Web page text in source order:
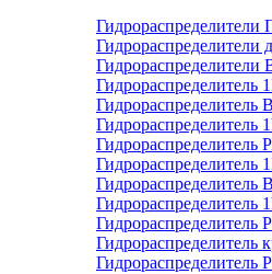
Гидрораспределители
Гидрораспределители
Гидрораспределитель
Гидрораспределитель
Гидрораспределитель
Гидрораспределитель
Гидрораспределитель
Гидрораспределитель
Гидрораспределитель